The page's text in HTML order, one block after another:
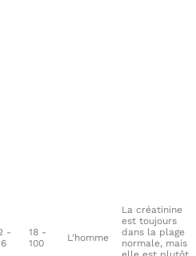
-
18 -
100
L'homme
La créatinine
est toujours
dans la plage
normale, mais